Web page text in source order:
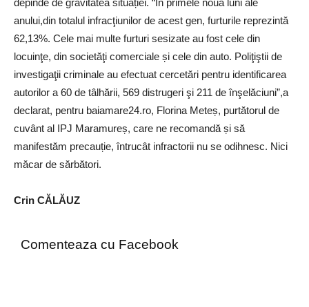
depinde de gravitatea situației. “În primele nouă luni ale
anului,din totalul infracţiunilor de acest gen, furturile reprezintă
62,13%. Cele mai multe furturi sesizate au fost cele din
locuinţe, din societăţi comerciale și cele din auto. Poliţiştii de
investigaţii criminale au efectuat cercetări pentru identificarea
autorilor a 60 de tâlhării, 569 distrugeri şi 211 de înşelăciuni”,a
declarat, pentru baiamare24.ro, Florina Meteș, purtătorul de
cuvânt al IPJ Maramureș, care ne recomandă și să
manifestăm precauție, întrucât infractorii nu se odihnesc. Nici
măcar de sărbători.
Crin CĂLĂUZ
Comenteaza cu Facebook